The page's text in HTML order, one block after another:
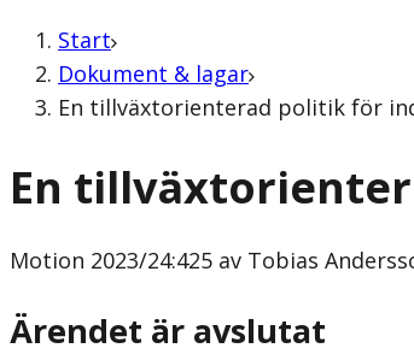
Start
Dokument & lagar
En tillväxtorienterad politik för
En
Motion 2023/24:425 av Tobias
Ärendet är avslutat